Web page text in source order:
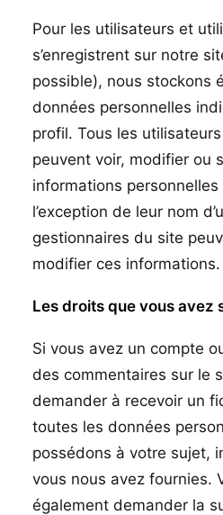
Pour les utilisateurs et
s’enregistrent sur notre
possible), nous stockons
données personnelles
profil. Tous les
peuvent voir, modifier ou
informations
l’exception de leur nom
gestionnaires du site
modifier ces informations.
Les droits que vous avez
Si vous avez un compte
des commentaires sur le
demander à recevoir un
toutes les données
possédons à votre sujet,
vous nous avez fournies.
également demander la